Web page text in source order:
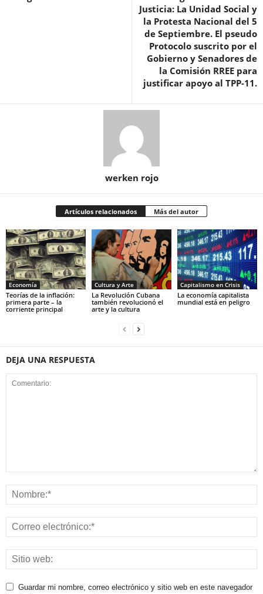
Justicia: La Unidad Social y
la Protesta Nacional del 5
de Septiembre. El pseudo
Protocolo suscrito por el
Gobierno y Senadores de
la Comisión RREE para
justificar apoyo al TPP-11.
werken rojo
Artículos relacionados Más del autor
Economía
Teorías de la inflación:
primera parte – la
corriente principal
Cultura y Arte
La Revolución Cubana
también revolucionó el
arte y la cultura
Capitalismo en Crisis
La economía capitalista
mundial está en peligro
DEJA UNA RESPUESTA
Guardar mi nombre, correo electrónico y sitio web en este navegador